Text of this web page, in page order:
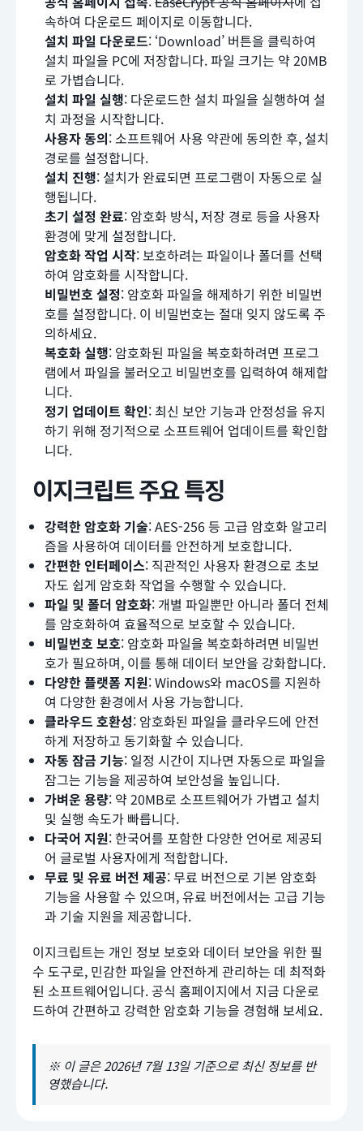
속하여 다운로드 페이지로 이동합니다.
설치 파일 다운로드: ‘Download’ 버튼을 클릭하여
설치 파일을 PC에 저장합니다. 파일 크기는 약 20MB
로 가볍습니다.
설치 파일 실행: 다운로드한 설치 파일을 실행하여 설
치 과정을 시작합니다.
사용자 동의: 소프트웨어 사용 약관에 동의한 후, 설치
경로를 설정합니다.
설치 진행: 설치가 완료되면 프로그램이 자동으로 실
행됩니다.
초기 설정 완료: 암호화 방식, 저장 경로 등을 사용자
환경에 맞게 설정합니다.
암호화 작업 시작: 보호하려는 파일이나 폴더를 선택
하여 암호화를 시작합니다.
비밀번호 설정: 암호화 파일을 해제하기 위한 비밀번
호를 설정합니다. 이 비밀번호는 절대 잊지 않도록 주
의하세요.
복호화 실행: 암호화된 파일을 복호화하려면 프로그
램에서 파일을 불러오고 비밀번호를 입력하여 해제합
니다.
정기 업데이트 확인: 최신 보안 기능과 안정성을 유지
하기 위해 정기적으로 소프트웨어 업데이트를 확인합
니다.
이지크립트 주요 특징
강력한 암호화 기술: AES-256 등 고급 암호화 알고리
즘을 사용하여 데이터를 안전하게 보호합니다.
간편한 인터페이스: 직관적인 사용자 환경으로 초보
자도 쉽게 암호화 작업을 수행할 수 있습니다.
파일 및 폴더 암호화: 개별 파일뿐만 아니라 폴더 전체
를 암호화하여 효율적으로 보호할 수 있습니다.
비밀번호 보호: 암호화 파일을 복호화하려면 비밀번
호가 필요하며, 이를 통해 데이터 보안을 강화합니다.
다양한 플랫폼 지원: Windows와 macOS를 지원하
여 다양한 환경에서 사용 가능합니다.
클라우드 호환성: 암호화된 파일을 클라우드에 안전
하게 저장하고 동기화할 수 있습니다.
자동 잠금 기능: 일정 시간이 지나면 자동으로 파일을
잠그는 기능을 제공하여 보안성을 높입니다.
가벼운 용량: 약 20MB로 소프트웨어가 가볍고 설치
및 실행 속도가 빠릅니다.
다국어 지원: 한국어를 포함한 다양한 언어로 제공되
어 글로벌 사용자에게 적합합니다.
무료 및 유료 버전 제공: 무료 버전으로 기본 암호화
기능을 사용할 수 있으며, 유료 버전에서는 고급 기능
과 기술 지원을 제공합니다.
이지크립트는 개인 정보 보호와 데이터 보안을 위한 필
수 도구로, 민감한 파일을 안전하게 관리하는 데 최적화
된 소프트웨어입니다. 공식 홈페이지에서 지금 다운로
드하여 간편하고 강력한 암호화 기능을 경험해 보세요.
※ 이 글은 2026년 7월 13일 기준으로 최신 정보를 반
영했습니다.